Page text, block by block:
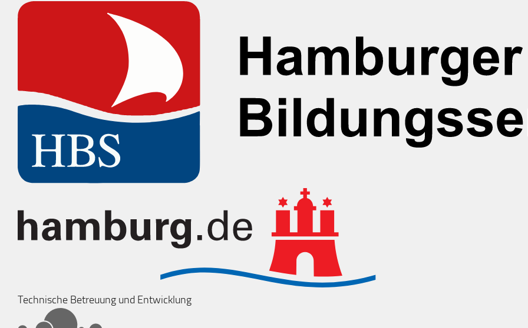
Technische Betreuung und Entwicklung